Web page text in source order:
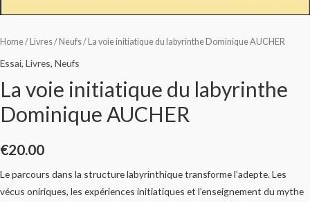
Home/ Livres/ Neufs/ La voie initiatique du labyrinthe Dominique AUCHER
Essai, Livres, Neufs
La voie initiatique du labyrinthe
Dominique AUCHER
€20.00
Le parcours dans la structure labyrinthique transforme l’adepte. Les
vécus oniriques, les expériences initiatiques et l’enseignement du mythe